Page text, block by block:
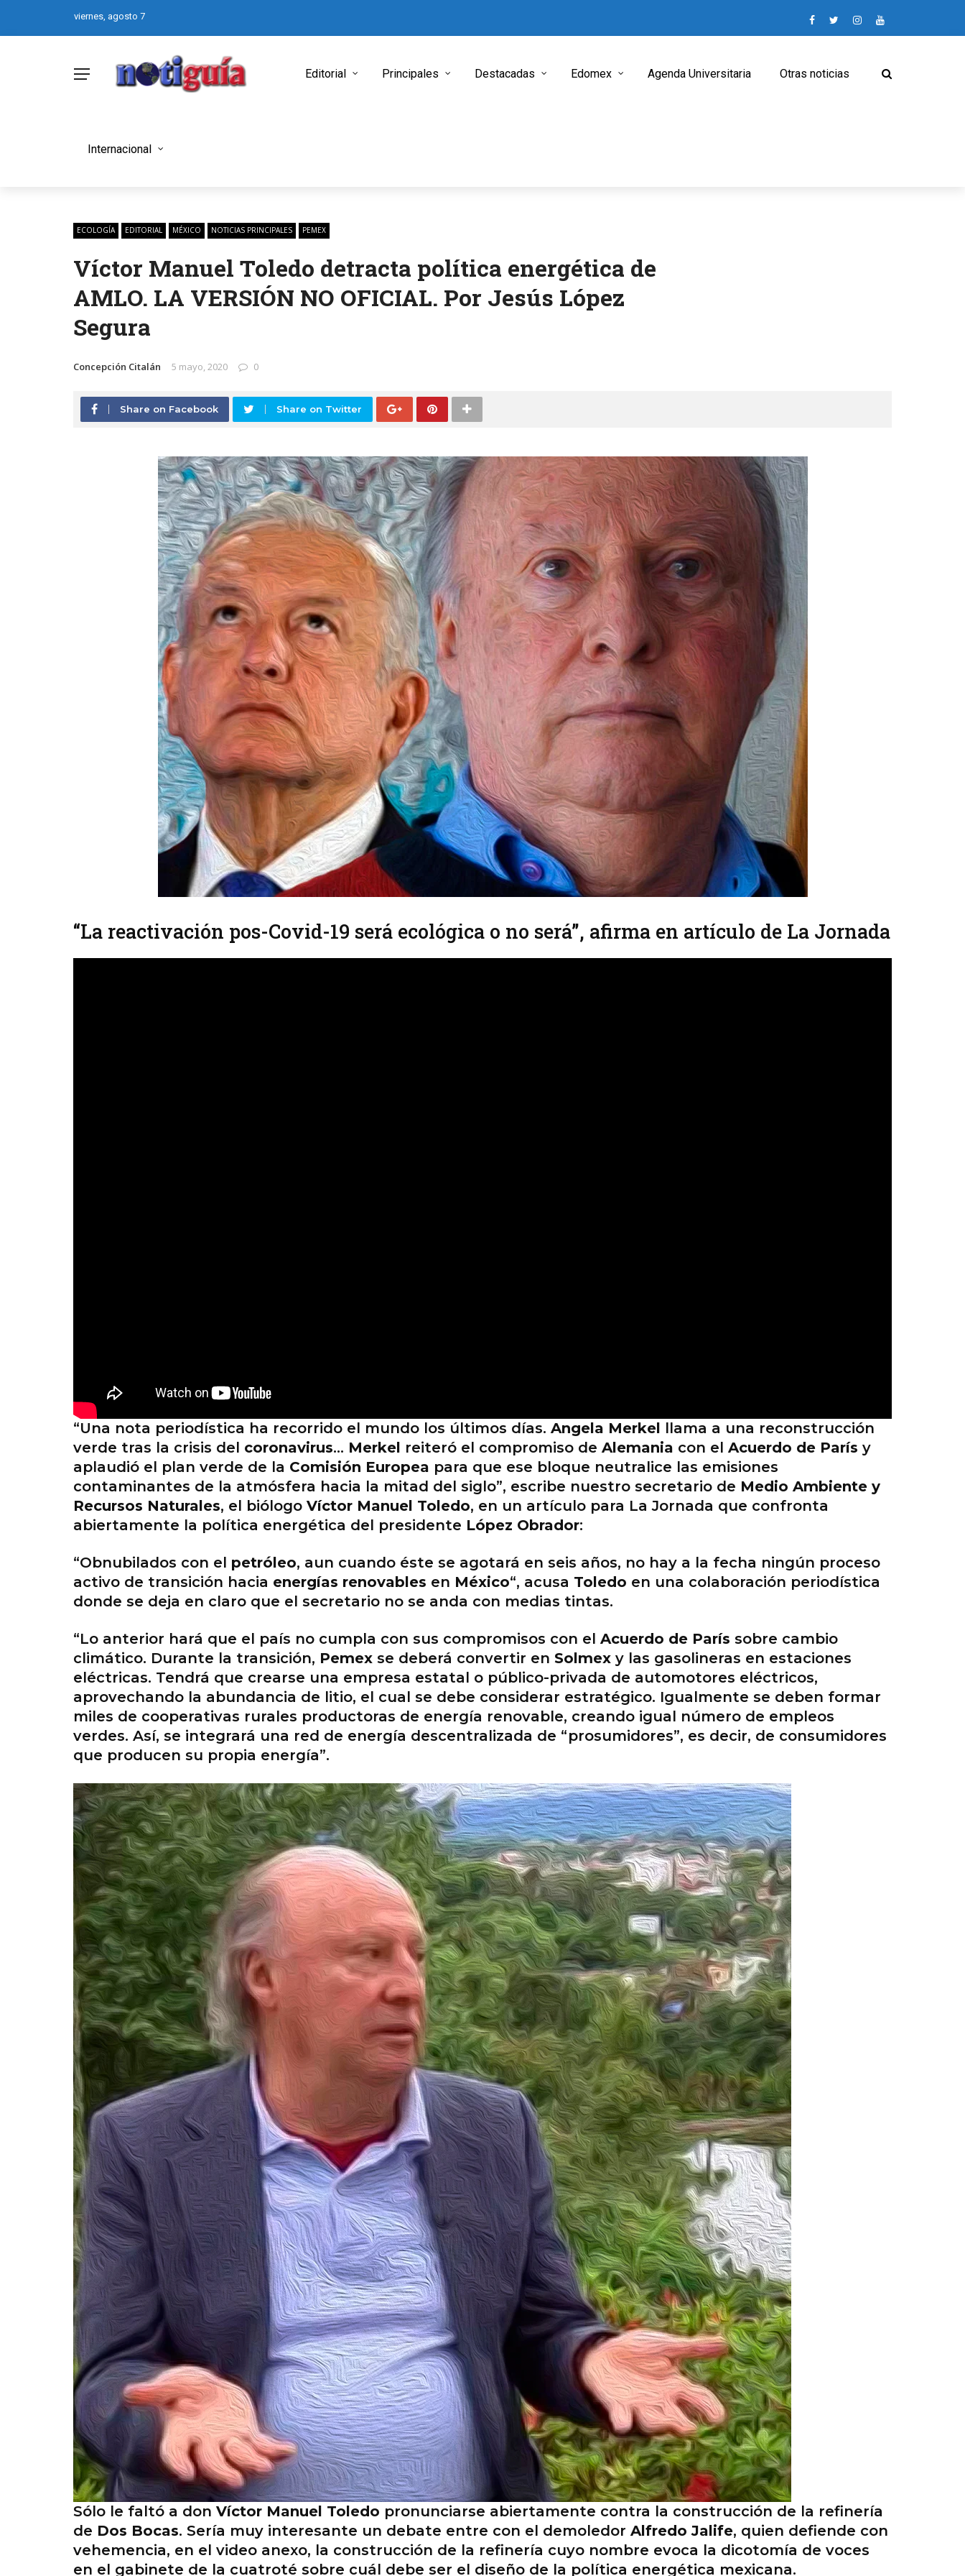
viernes, agosto 7
Editorial Principales Destacadas Edomex Agenda Universitaria Otras noticias
Internacional
ECOLOGÍA EDITORIAL MÉXICO NOTICIAS PRINCIPALES PEMEX
Víctor Manuel Toledo detracta política energética de
AMLO. LA VERSIÓN NO OFICIAL. Por Jesús López
Segura
Concepción Citalán 5 mayo, 2020 0
Share on Facebook Share on Twitter
“La reactivación pos-Covid-19 será ecológica o no será”, afirma en artículo de La Jornada
“Una nota periodística ha recorrido el mundo los últimos días. Angela Merkel llama a una reconstrucción
verde tras la crisis del coronavirus… Merkel reiteró el compromiso de Alemania con el Acuerdo de París y
aplaudió el plan verde de la Comisión Europea para que ese bloque neutralice las emisiones
contaminantes de la atmósfera hacia la mitad del siglo”, escribe nuestro secretario de Medio Ambiente y
Recursos Naturales, el biólogo Víctor Manuel Toledo, en un artículo para La Jornada que confronta
abiertamente la política energética del presidente López Obrador:
“Obnubilados con el petróleo, aun cuando éste se agotará en seis años, no hay a la fecha ningún proceso
activo de transición hacia energías renovables en México“, acusa Toledo en una colaboración periodística
donde se deja en claro que el secretario no se anda con medias tintas.
“Lo anterior hará que el país no cumpla con sus compromisos con el Acuerdo de París sobre cambio
climático. Durante la transición, Pemex se deberá convertir en Solmex y las gasolineras en estaciones
eléctricas. Tendrá que crearse una empresa estatal o público-privada de automotores eléctricos,
aprovechando la abundancia de litio, el cual se debe considerar estratégico. Igualmente se deben formar
miles de cooperativas rurales productoras de energía renovable, creando igual número de empleos
verdes. Así, se integrará una red de energía descentralizada de “prosumidores”, es decir, de consumidores
que producen su propia energía”.
Sólo le faltó a don Víctor Manuel Toledo pronunciarse abiertamente contra la construcción de la refinería
de Dos Bocas. Sería muy interesante un debate entre con el demoledor Alfredo Jalife, quien defiende con
vehemencia, en el video anexo, la construcción de la refinería cuyo nombre evoca la dicotomía de voces
en el gabinete de la cuatroté sobre cuál debe ser el diseño de la política energética mexicana.